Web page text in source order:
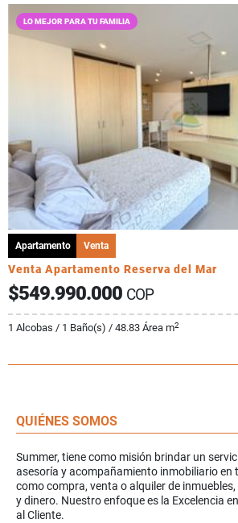
LO MEJOR PARA TU FAMILIA
Apartamento Venta
Venta Apartamento Reserva del Mar
$549.990.000 COP
1 Alcobas / 1 Baño(s) / 48.83 Área m2
QUIÉNES SOMOS
Summer, tiene como misión brindar un
asesoría y acompañamiento inmobiliario en
como compra, venta o alquiler de
y dinero. Nuestro enfoque es la Excelencia
al Cliente.